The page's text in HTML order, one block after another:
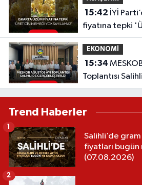
15:42
fiyatına tepki
sayılamaz'
EKONOMİ
15:34
Toplantısı
Trend Haberler
Salihli’de
fiyatları
(07.08.2026)
1
2